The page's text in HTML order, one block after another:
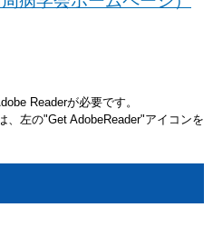
Readerが必要です。
、左の"Get AdobeReader"アイコンを